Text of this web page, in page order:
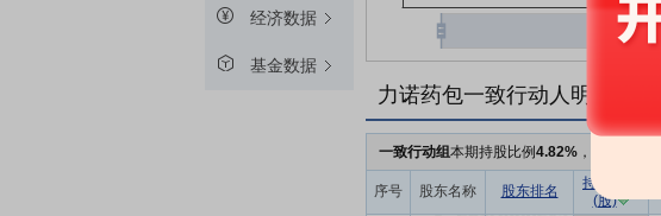
经济数据
基金数据
力诺药包一致行动人明细
一致行动组本期持股比例4.82% ，持股数量
序号 股东名称 股东排名
持股数量
(股)